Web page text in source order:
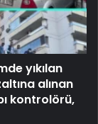
yıkılan
alınan
kontrolörü,